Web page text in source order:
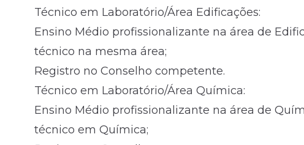
Técnico em Laboratório/Área Edificações:
Ensino Médio profissionalizante na área de
técnico na mesma área;
Registro no Conselho competente.
Técnico em Laboratório/Área Química:
Ensino Médio profissionalizante na área de
técnico em Química;